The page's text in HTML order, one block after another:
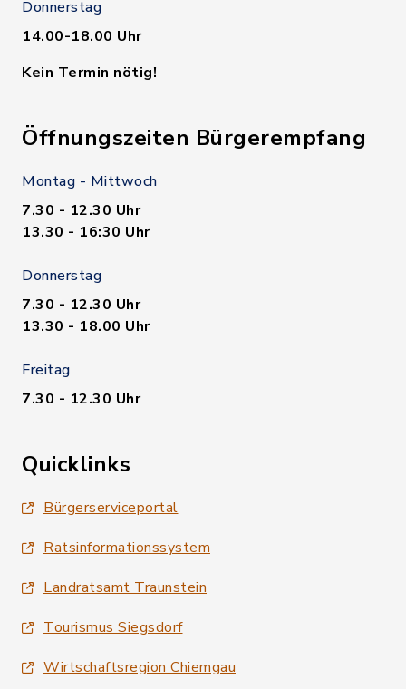
Donnerstag
14.00-18.00 Uhr
Kein Termin nötig!
Öffnungszeiten Bürgerempfang
Montag - Mittwoch
7.30 - 12.30 Uhr
13.30 - 16:30 Uhr
Donnerstag
7.30 - 12.30 Uhr
13.30 - 18.00 Uhr
Freitag
7.30 - 12.30 Uhr
Quicklinks
Bürgerserviceportal
Ratsinformationssystem
Landratsamt Traunstein
Tourismus Siegsdorf
Wirtschaftsregion Chiemgau